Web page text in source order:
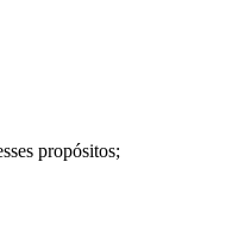
propósitos;